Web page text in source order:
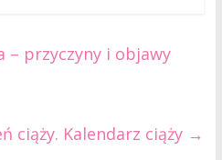
– przyczyny i objawy
ciąży. Kalendarz ciąży →